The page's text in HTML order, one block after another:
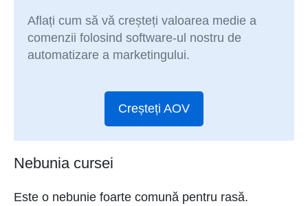
Aflați cum să vă creșteți valoarea medie a
comenzii folosind software-ul nostru de
automatizare a marketingului.
Creșteți AOV
Nebunia cursei
Este o nebunie foarte comună pentru rasă.